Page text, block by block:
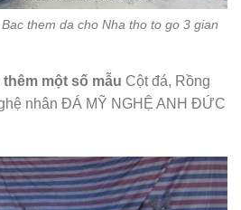
them da cho Nha tho to go 3 gian
một số mẫu Cột đá, Rồng
nhân ĐÁ MỸ NGHỆ ANH ĐỨC